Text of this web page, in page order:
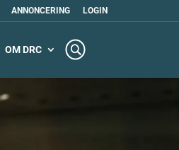
ANNONCERING LOGIN
OM DRC